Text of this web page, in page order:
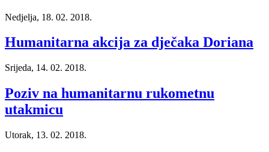
Nedjelja, 18. 02. 2018.
Humanitarna akcija za dječaka Doriana
Srijeda, 14. 02. 2018.
Poziv na humanitarnu rukometnu
utakmicu
Utorak, 13. 02. 2018.